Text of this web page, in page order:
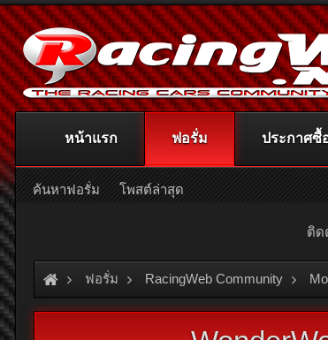
ติด
ฟอรั่ม RacingWeb Community
หน้าแรก ฟอรั่ม
ค้นหาฟอรั่ม โพสต์ล่าสุด
ประกาศซื้